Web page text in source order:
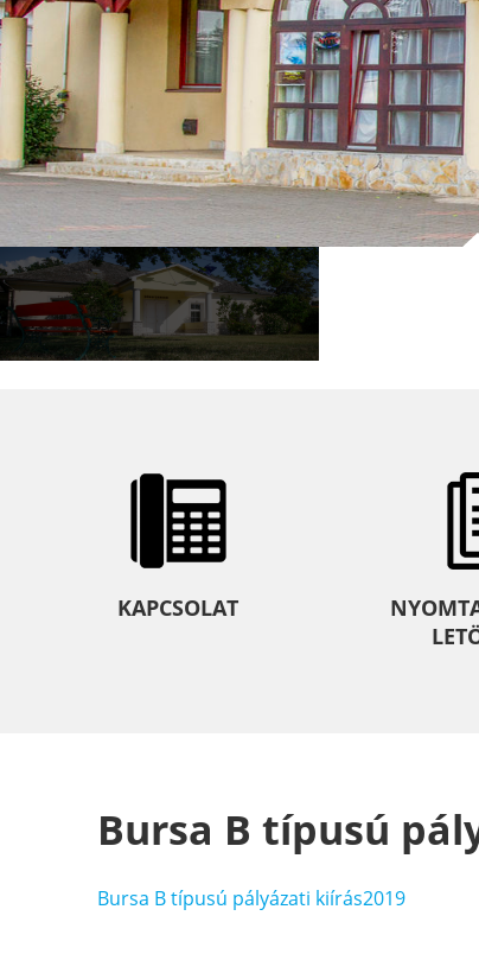
KAPCSOLAT
Bursa B típusú
Bursa B típusú pályázati kiírás2019